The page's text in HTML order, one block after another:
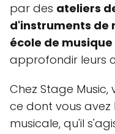
par des ateliers
d'instruments de
école de musique
approfondir leurs
Chez Stage
ce dont vous
musicale, qu'il